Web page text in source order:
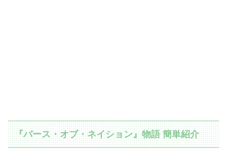
『バース・オブ・ネイション』物語 簡単紹介